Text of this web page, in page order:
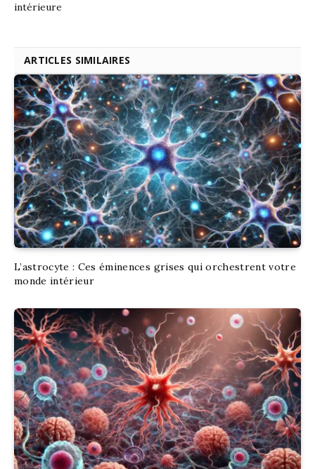
intérieure
ARTICLES SIMILAIRES
L’astrocyte : Ces éminences grises qui orchestrent votre
monde intérieur